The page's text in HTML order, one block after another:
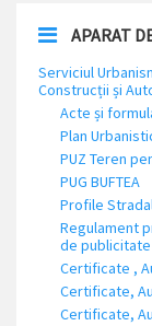
APARAT
Serviciul
Construcții și
Acte și
Plan
PUZ Teren
PUG BUFTEA
Profile
Regulament
de publicitate
Certificate ,
Certificate,
Certificate,